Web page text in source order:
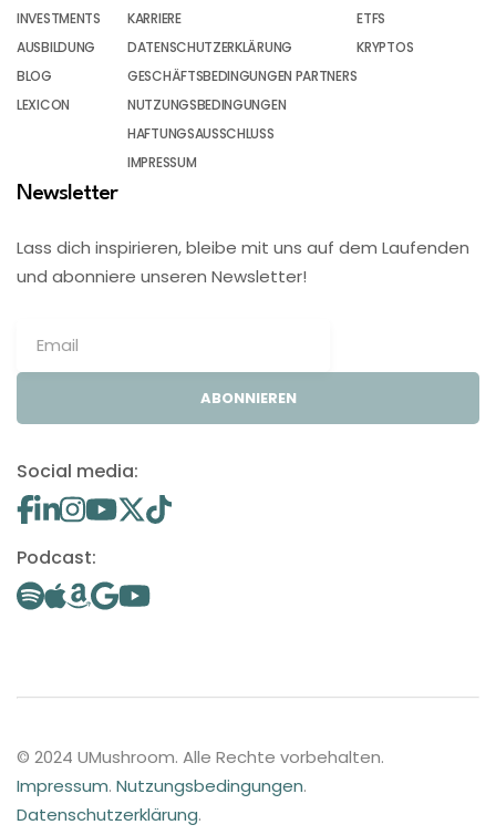
INVESTMENTS
AUSBILDUNG
BLOG
LEXICON
KARRIERE
DATENSCHUTZERKLÄRUNG
GESCHÄFTSBEDINGUNGEN PARTNERS
NUTZUNGSBEDINGUNGEN
HAFTUNGSAUSSCHLUSS
IMPRESSUM
ETFS
KRYPTOS
Newsletter
Lass dich inspirieren, bleibe mit uns auf dem Laufenden
und abonniere unseren Newsletter!
ABONNIEREN
Social media:
Podcast:
© 2024 UMushroom. Alle Rechte vorbehalten.
Impressum. Nutzungsbedingungen.
Datenschutzerklärung.